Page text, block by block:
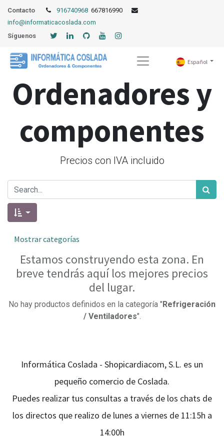
Contacto 916740968 667816990
info@informaticacoslada.com
Síguenos
Español
Ordenadores y
componentes
Precios con IVA incluido
Mostrar categorías
Estamos construyendo esta zona. En
breve tendrás aquí los mejores precios
del lugar.
No hay productos definidos en la categoría " Refrigeración
/ Ventiladores".
Informática Coslada - Shopicardiacom, S.L. es un
pequeño comercio de Coslada.
Puedes realizar tus consultas a través de los chats de
los directos que realizo de lunes a viernes de 11:15h a
14:00h